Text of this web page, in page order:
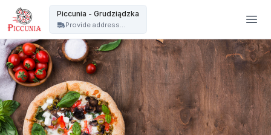
Piccunia - Grudziądzka
Provide address...